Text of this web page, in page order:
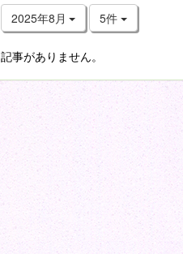
2025年8月 5件
記事がありません。